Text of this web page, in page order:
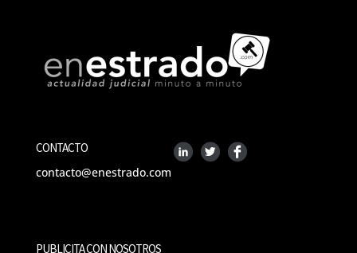
CONTACTO
contacto@enestrado.com
PUBLICITA CON NOSOTROS